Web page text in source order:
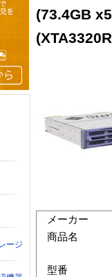
(73.4GB
メーカー
商品名
型番
ージ